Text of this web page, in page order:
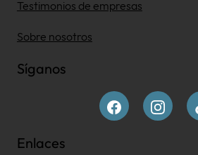
Testimonios de empresas
Sobre nosotros
Síganos
Enlaces